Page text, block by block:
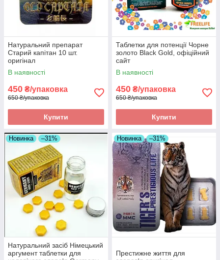
Натуральний препарат
Старий капітан 10 шт.
оригінал
В наявності
450 ₴/упаковка
650 ₴/упаковка
Купити
Таблетки для потенції Чорне
золото Black Gold, офіційний
сайт
В наявності
450 ₴/упаковка
650 ₴/упаковка
Купити
Новинка –31%
Натуральний засіб Німецький
аргумент таблетки для
Новинка –31%
Престижне життя для